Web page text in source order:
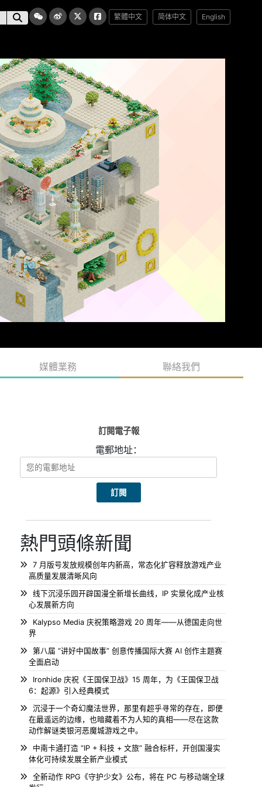
繁體中文 简体中文 English
媒體業務 聯絡我們
訂閱電子報
電郵地址：
熱門頭條新聞
7 月版号发放规模创年内新高，常态化扩容释放游戏产业
高质量发展清晰风向
线下沉浸乐园开辟国漫全新增长曲线，IP 实景化成产业核
心发展新方向
Kalypso Media 庆祝策略游戏 20 周年——从德国走向世
界
第八届 “讲好中国故事” 创意传播国际大赛 AI 创作主题赛
全面启动
Ironhide 庆祝《王国保卫战》15 周年，为《王国保卫战
6：起源》引入经典模式
沉浸于一个奇幻魔法世界，那里有超乎寻常的存在，即便
在最遥远的边缘，也暗藏着不为人知的真相——尽在这款
动作解谜类银河恶魔城游戏之中。
中南卡通打造 “IP + 科技 + 文旅” 融合标杆，开创国漫实
体化可持续发展全新产业模式
全新动作 RPG《守护少女》公布，将在 PC 与移动端全球